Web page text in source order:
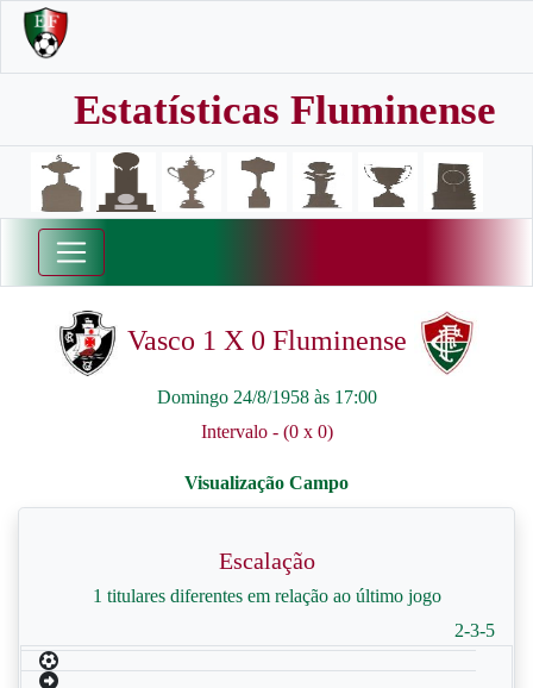
Estatísticas Fluminense
Vasco 1 X 0 Fluminense
Domingo 24/8/1958 às 17:00
Intervalo - (0 x 0)
Escalação
1 titulares diferentes em relação ao último jogo
2-3-5